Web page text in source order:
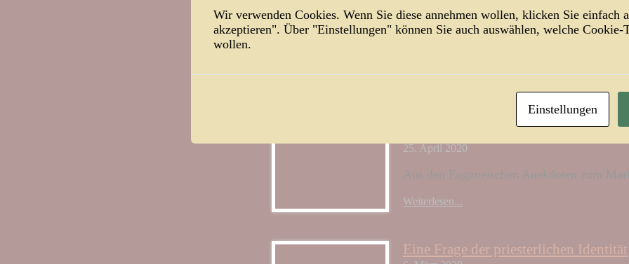
Venedig, ein „Hort der Freiheit“
14. Mai 2020
Die Liebe der Perastiner
25. April 2020
Aus den Euganeischen Anekdoten zum
Weiterlesen...
Eine Frage der priesterlichen Identität
Wir verwenden Cookies. Wenn Sie diese annehmen wollen, klicken Sie einfach
akzeptieren". Über "Einstellungen" können Sie auch auswählen, welche Cookie-
wollen.
Einstellungen